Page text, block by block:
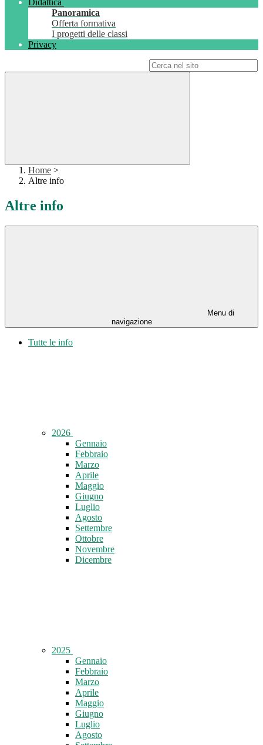
Didattica
Panoramica
Offerta formativa
I progetti delle classi
Privacy
Home >
Altre info
Altre info
Menu di
navigazione
Tutte le info
2026
Gennaio
Febbraio
Marzo
Aprile
Maggio
Giugno
Luglio
Agosto
Settembre
Ottobre
Novembre
Dicembre
2025
Gennaio
Febbraio
Marzo
Aprile
Maggio
Giugno
Luglio
Agosto